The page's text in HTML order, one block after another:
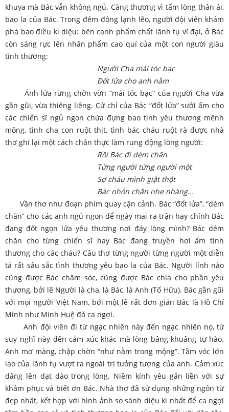
khuya mà Bác vẫn không ngủ. Càng thương vì tấm lòng thân ái,
bao la của Bác. Trong đêm đông lạnh lẽo, người đội viên khám
phá bao điều kì diệu: bên cạnh phẩm chất lãnh tụ vĩ đại, ở Bác
còn sáng rực lên nhân phẩm cao quí của một con người giàu
tình thương:
Người Cha mái tóc bạc
Đốt lửa cho anh nằm
Ánh lửa rừng chờn vờn “mái tóc bạc” của người Cha vừa
gần gũi, vừa thiêng liêng. Cử chỉ của Bác “đốt lửa” sưởi ấm cho
các chiến sĩ ngủ ngon chứa đựng bao tình yêu thương mênh
mông, tình cha con ruột thịt, tình bác cháu ruột rà được nhà
thơ ghi lại một cách chân thực làm rung động lòng người:
Rồi Bác đi dém chăn
Từng người từng người một
Sợ cháu mình giật thột
Bác nhón chân nhẹ nhàng...
Vần thơ như đoạn phim quay cận cảnh. Bác “đốt lửa”, “dém
chăn” cho các anh ngủ ngon để ngày mai ra trận hay chính Bác
đang đốt ngọn lửa yêu thương nơi đáy lòng mình? Bác dém
chăn cho từng chiến sĩ hay Bác đang truyền hơi ấm tình
thương cho các cháu? Câu thơ từng người từng người một diễn
tả rất sâu sắc tình thương yêu bao la của Bác. Người lính nào
cũng được Bác chăm sóc, cũng được Bác chia cho phần yêu
thương, bởi lẽ Người là cha, là Bác, là Anh (Tố Hữu). Bác gần gũi
với mọi ngựời Việt Nam, bởi một lẽ rất đơn giản Bác là Hồ Chí
Minh như Minh Huệ đã ca ngợi.
Anh đội viên đi từ ngạc nhiên này đến ngạc nhiên nọ, từ
suy nghĩ này đến cảm xúc khác mà lòng bâng khuâng tự hào.
Anh mơ màng, chập chờn “như nằm trong mộng”. Tầm vóc lớn
lao của lãnh tụ vượt ra ngoài trí tưởng tượng của anh. Cảm xúc
dâng lên dạt dào trong lòng. Niềm kính yêu gắn liền với sự
khâm phục và biết ơn Bác. Nhà thơ đã sử dụng những ngôn từ
đẹp nhất, kết hợp với hình ảnh so sánh diệu kì nhất để ca ngợi